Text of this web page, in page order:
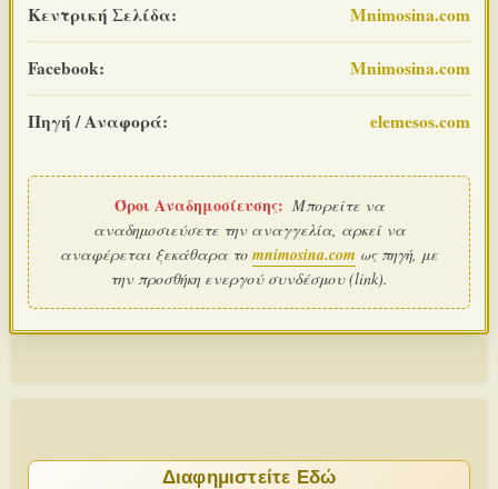
Κεντρική Σελίδα: Mnimosina.com
Facebook: Mnimosina.com
Πηγή / Αναφορά: elemesos.com
Όροι Αναδημοσίευσης: Μπορείτε να
αναδημοσιεύσετε την αναγγελία, αρκεί να
αναφέρεται ξεκάθαρα το mnimosina.com ως πηγή, με
την προσθήκη ενεργού συνδέσμου (link).
Διαφημιστείτε Εδώ